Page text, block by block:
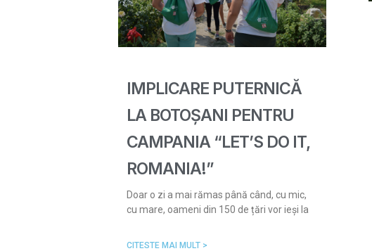
IMPLICARE PUTERNICĂ
LA BOTOȘANI PENTRU
CAMPANIA “LET’S DO IT,
ROMANIA!”
Doar o zi a mai rămas până când, cu mic,
cu mare, oameni din 150 de țări vor ieși la
CITESTE MAI MULT >